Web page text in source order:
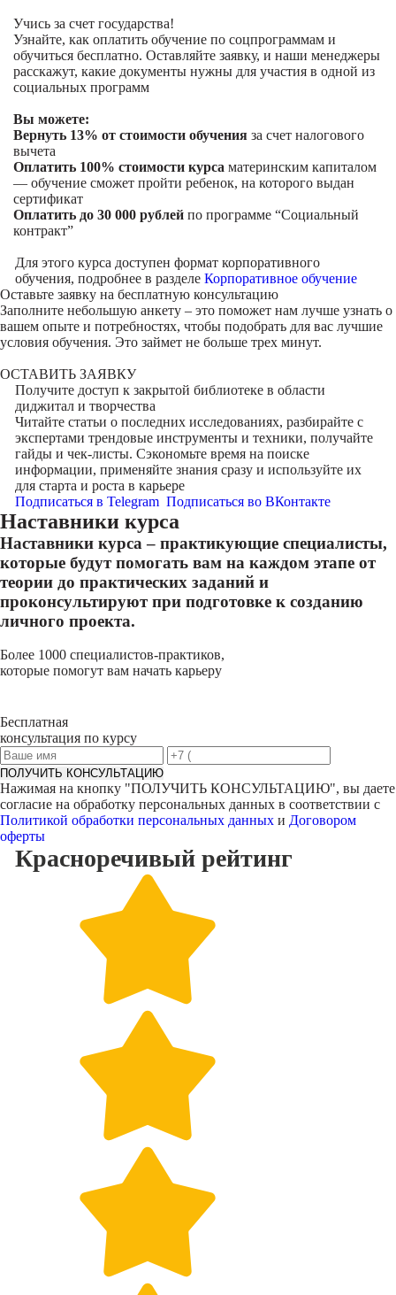
Учись за счет государства!
Узнайте, как оплатить обучение по соцпрограммам и
обучиться бесплатно. Оставляйте заявку, и наши менеджеры
расскажут, какие документы нужны для участия в одной из
социальных программ
Вы можете:
Вернуть 13% от стоимости обучения за счет налогового
вычета
Оплатить 100% стоимости курса материнским капиталом
— обучение сможет пройти ребенок, на которого выдан
сертификат
Оплатить до 30 000 рублей по программе “Социальный
контракт”
Для этого курса доступен формат корпоративного
обучения, подробнее в разделе Корпоративное обучение
Оставьте заявку на бесплатную консультацию
Заполните небольшую анкету – это поможет нам лучше узнать о
вашем опыте и потребностях, чтобы подобрать для вас лучшие
условия обучения. Это займет не больше трех минут.
ОСТАВИТЬ ЗАЯВКУ
Получите доступ к закрытой библиотекев области
диджитал и творчества
Читайте статьи о последних исследованиях, разбирайте с
экспертами трендовые инструменты и техники, получайте
гайды и чек-листы. Сэкономьте время на поиске
информации, применяйте знания сразу и используйте их
для старта и роста в карьере
Подписаться в Telegram Подписаться во ВКонтакте
Наставники курса
Наставники курса – практикующие специалисты,
которые будут помогать вам на каждом этапе от
теории до практических заданий и
проконсультируют при подготовке к созданию
личного проекта.
Более 1000 специалистов-практиков,
которые помогут вам начать карьеру
Бесплатная
консультация по курсу
ПОЛУЧИТЬ КОНСУЛЬТАЦИЮ
Нажимая на кнопку "ПОЛУЧИТЬ КОНСУЛЬТАЦИЮ", вы даете
согласие на обработку персональных данных в соответствии с
Политикой обработки персональных данных и Договором
оферты
Красноречивый рейтинг